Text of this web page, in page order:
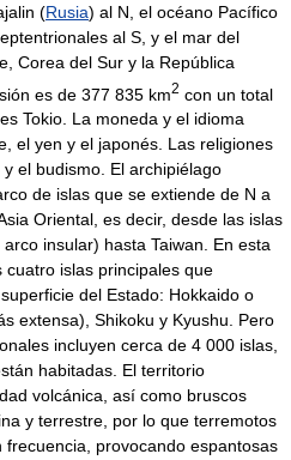
(Rusia) al N, el océano Pacífico
al S, y el mar del
Corea del Sur y la República
es de 377 835 km2 con un total
Tokio. La moneda y el idioma
el yen y el japonés. Las religiones
el budismo. El archipiélago
de islas que se extiende de N a
Oriental, es decir, desde las islas
insular) hasta Taiwan. En esta
islas principales que
del Estado: Hokkaido o
extensa), Shikoku y Kyushu. Pero
incluyen cerca de 4 000 islas,
habitadas. El territorio
volcánica, así como bruscos
y terrestre, por lo que terremotos
provocando espantosas